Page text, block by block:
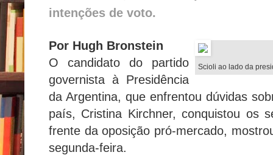
intenções de voto.
Scioli ao lado da
Por Hugh Bronstein
O candidato do partido
governista à Presidência
da Argentina, que enfrentou dúvidas
país, Cristina Kirchner, conquistou os
frente da oposição pró-mercado,
segunda-feira.